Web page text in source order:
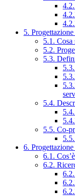
5.
5.1.
5.2.
5.3.
5.4.
5.5. Co-
6.
6.1.
6.2.